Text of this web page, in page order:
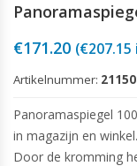
€171.20 (€207.15
Artikelnummer:
Panoramaspiegel
in magazijn en winkel.
Door de kromming